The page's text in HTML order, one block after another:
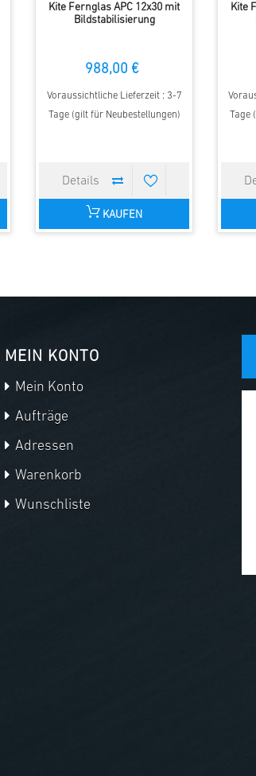
Kite Fernglas APC 12x30 mit
Bildstabilisierung
988,00 €
Voraussichtliche Lieferzeit : 3-7
Tage (gilt für Neubestellungen)
KAUFEN
Kite
Tage
MEIN KONTO
Mein Konto
Aufträge
Adressen
Warenkorb
Wunschliste